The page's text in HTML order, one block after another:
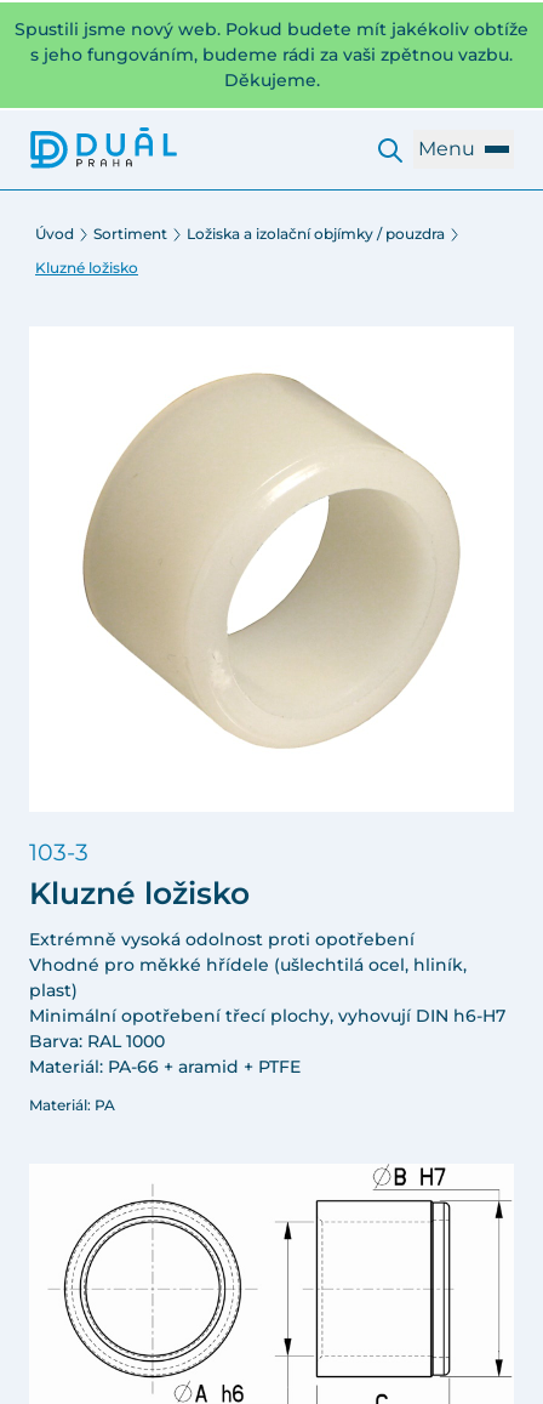
Spustili jsme nový web. Pokud budete mít jakékoliv obtíže
s jeho fungováním, budeme rádi za vaši zpětnou vazbu.
Děkujeme.
Menu
Úvod Sortiment
Ložiska a izolační objímky / pouzdra
Kluzné ložisko
103-3
Kluzné ložisko
Extrémně vysoká odolnost proti opotřebení
Vhodné pro měkké hřídele (ušlechtilá ocel, hliník,
plast)
Minimální opotřebení třecí plochy, vyhovují DIN h6-H7
Barva: RAL 1000
Materiál: PA-66 + aramid + PTFE
Materiál: PA